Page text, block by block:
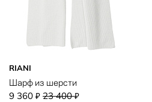
RIANI
Шарф из шерсти
9 360 ₽ 23 400₽